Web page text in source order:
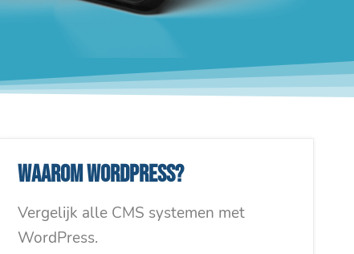
Waarom WordPress?
Vergelijk alle CMS systemen met
WordPress.